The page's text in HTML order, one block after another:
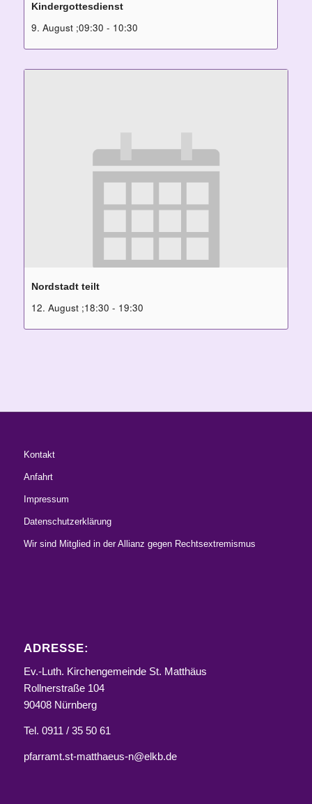
Kindergottesdienst
9. August ;09:30 - 10:30
Nordstadt teilt
12. August ;18:30 - 19:30
Kontakt
Anfahrt
Impressum
Datenschutzerklärung
Wir sind Mitglied in der Allianz gegen Rechtsextremismus
ADRESSE:
Ev.-Luth. Kirchengemeinde St. Matthäus
Rollnerstraße 104
90408 Nürnberg
Tel. 0911 / 35 50 61
pfarramt.st-matthaeus-n@elkb.de